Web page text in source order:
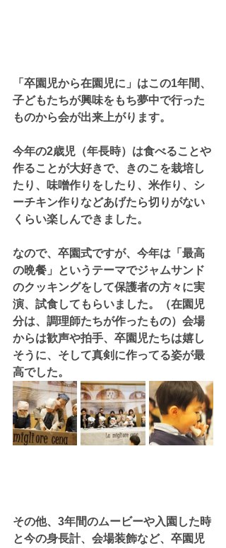
「卒園児から在園児に」はこの1年間、
子どもたちが興味をもち夢中で行った
ものから会が出来上がります。
今年の2歳児（年長時）は食べることや
作ることが大好きで、きのこを栽培し
たり、味噌作りをしたり、米作り、シ
ーチキン作りなどあげたら切りがない
くらい楽しんできました。
なので、卒園式ですが、今年は「最高
の晩餐」というテーマでジャムサンド
のクッキングをして保護者の方々に実
演、試食してもらいました。（在園児
分は、調理師たちが作ったもの）会場
からは歓声や拍手、卒園児たちは嬉し
そうに、そして真剣に作ってる姿が最
高でした。
その他、3年間のムービーや入園した時
と今の身長計、会場装飾など、卒園児